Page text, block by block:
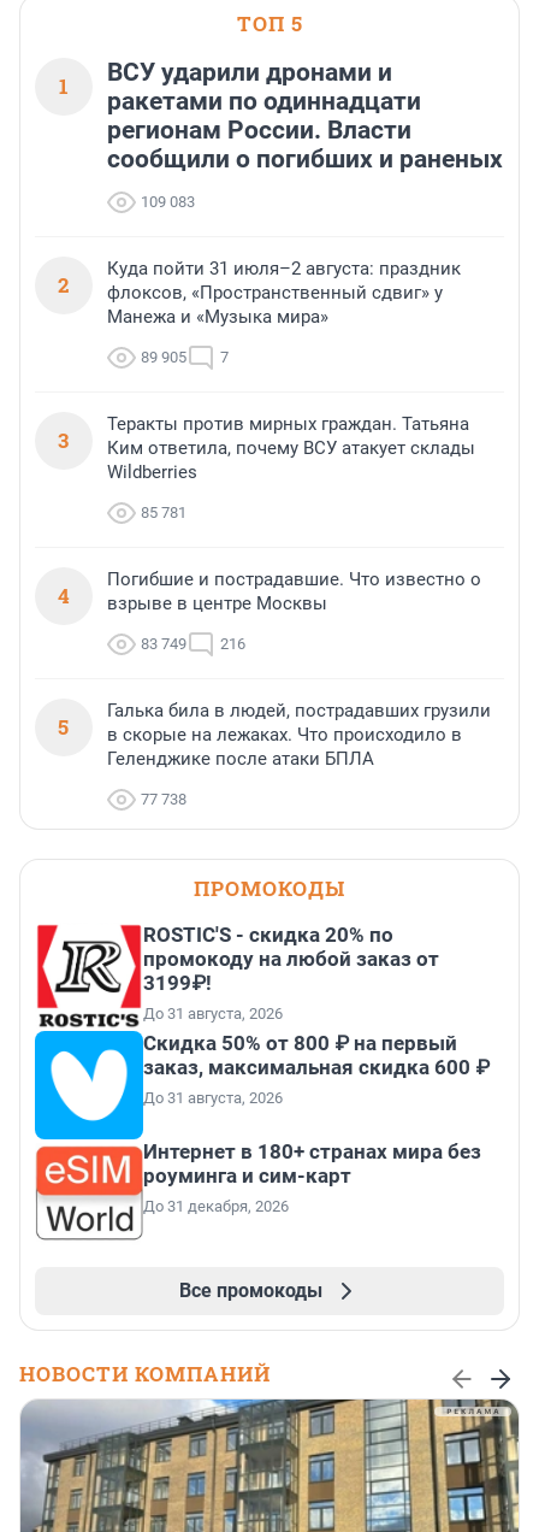
ТОП 5
1
ВСУ ударили дронами и
ракетами по одиннадцати
регионам России. Власти
сообщили о погибших и раненых
109 083
2
Куда пойти 31 июля–2 августа: праздник
флоксов, «Пространственный сдвиг» у
Манежа и «Музыка мира»
89 905 7
3
Теракты против мирных граждан. Татьяна
Ким ответила, почему ВСУ атакует склады
Wildberries
85 781
4
Погибшие и пострадавшие. Что известно о
взрыве в центре Москвы
83 749 216
5
Галька била в людей, пострадавших грузили
в скорые на лежаках. Что происходило в
Геленджике после атаки БПЛА
77 738
ПРОМОКОДЫ
ROSTIC'S - скидка 20% по
промокоду на любой заказ от
3199₽!
До 31 августа, 2026
Скидка 50% от 800 ₽ на первый
заказ, максимальная скидка 600 ₽
До 31 августа, 2026
Интернет в 180+ странах мира без
роуминга и сим-карт
До 31 декабря, 2026
Все промокоды
НОВОСТИ КОМПАНИЙ